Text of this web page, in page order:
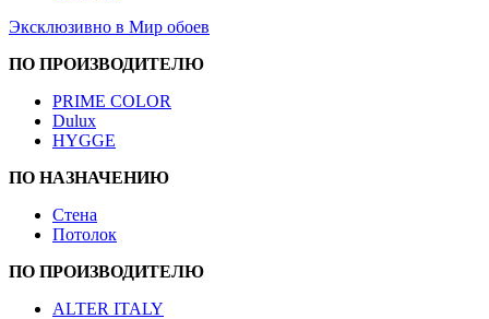
Эксклюзивно в Мир обоев
ПО ПРОИЗВОДИТЕЛЮ
PRIME COLOR
Dulux
HYGGE
ПО НАЗНАЧЕНИЮ
Стена
Потолок
ПО ПРОИЗВОДИТЕЛЮ
ALTER ITALY